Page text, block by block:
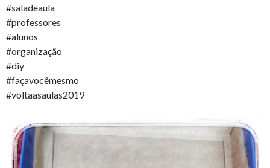
#saladeaula
#professores
#alunos
#organização
#diy
#façavocêmesmo
#voltaasaulas2019